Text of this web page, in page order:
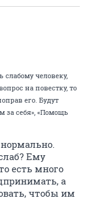
человеку,
на повестку, то
его. Будут
за себя», «Помощь
Ему
есть много
а
чтобы им